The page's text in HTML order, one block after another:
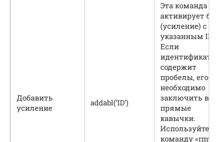
Добавить
усиление
addabl(‘ID’)
Эта команда
активирует
(усиление) с
указанным ID.
Если
идентификатор
содержит
пробелы, его
необходимо
заключить в
прямые
кавычки.
Используйте
команду